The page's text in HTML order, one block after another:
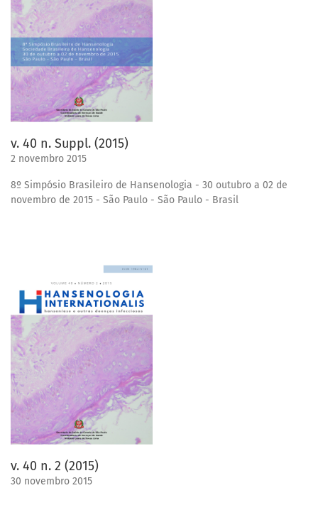
v. 40 n. Suppl. (2015)
2 novembro 2015
8º Simpósio Brasileiro de Hansenologia - 30 outubro a 02 de
novembro de 2015 - São Paulo - São Paulo - Brasil
v. 40 n. 2 (2015)
30 novembro 2015